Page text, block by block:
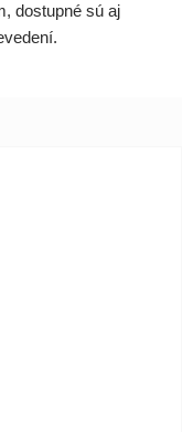
dostupné sú aj
hviezdičiek.
hviezdičiek.
hviezdičiek.